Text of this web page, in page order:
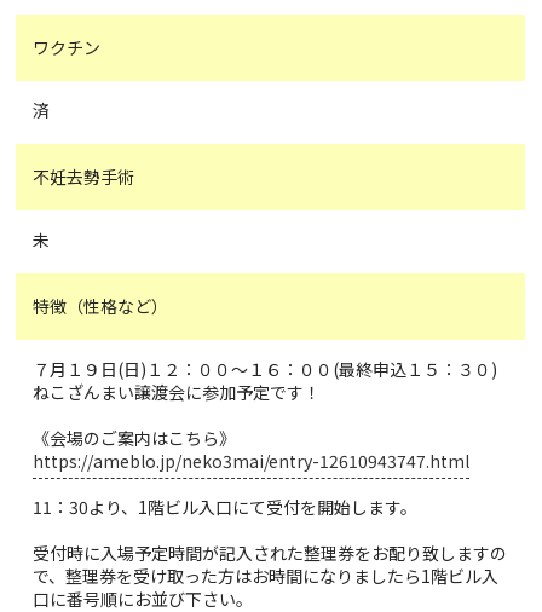
ワクチン
済
不妊去勢手術
未
特徴（性格など）
７月１９日(日)１２：００～１６：００(最終申込１５：３０)
ねこざんまい譲渡会に参加予定です！
《会場のご案内はこちら》
https://ameblo.jp/neko3mai/entry-12610943747.html
11：30より、1階ビル入口にて受付を開始します。
受付時に入場予定時間が記入された整理券をお配り致しますの
で、整理券を受け取った方はお時間になりましたら1階ビル入
口に番号順にお並び下さい。